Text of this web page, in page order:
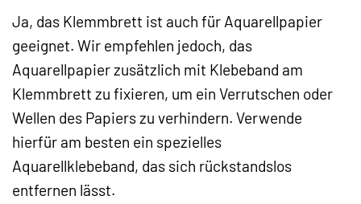
Ja, das Klemmbrett ist auch für Aquarellpapier
geeignet. Wir empfehlen jedoch, das
Aquarellpapier zusätzlich mit Klebeband am
Klemmbrett zu fixieren, um ein Verrutschen oder
Wellen des Papiers zu verhindern. Verwende
hierfür am besten ein spezielles
Aquarellklebeband, das sich rückstandslos
entfernen lässt.